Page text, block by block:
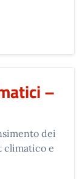
–
–
dei
climatico e